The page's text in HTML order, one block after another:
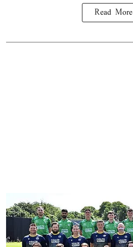
Read More